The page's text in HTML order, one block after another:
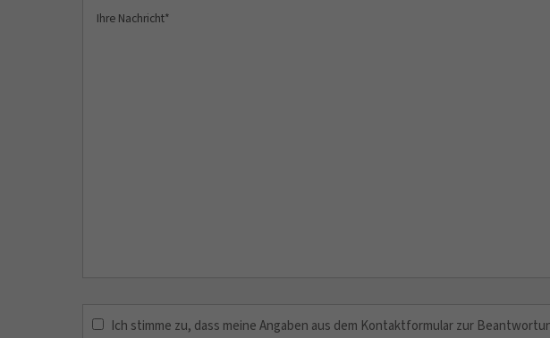
Ich stimme zu, dass meine Angaben aus dem Kontaktformular zur